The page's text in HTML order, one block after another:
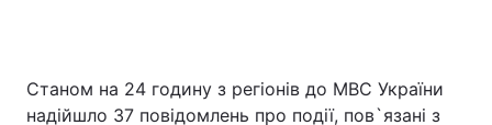
Станом на 24 годину з регіонів до МВС України
надійшло 37 повідомлень про події, пов`язані з